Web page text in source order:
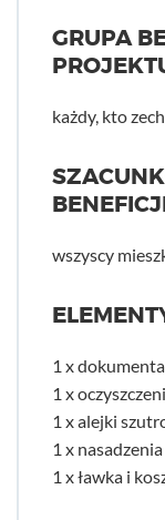
GRUPA
każdy, kto
wszyscy
1 x
1 x
1 x alejki
1 x
1 x ławka i